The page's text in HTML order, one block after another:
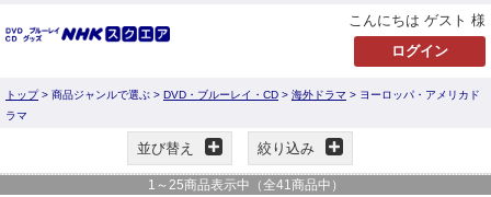
こんにちは ゲスト 様
トップ> 商品ジャンルで選ぶ > DVD・ブルーレイ・CD > 海外ドラマ > ヨーロッパ・アメリカド
ラマ
並び替え 絞り込み
1 ～ 25商品表示中（全41 商品中）